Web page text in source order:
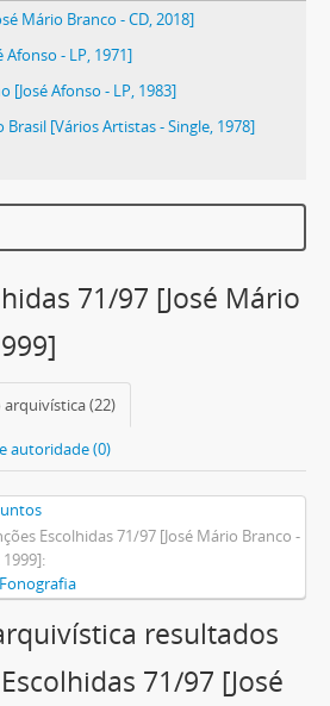
Mário Branco - CD, 2018]
Afonso - LP, 1971]
[José Afonso - LP, 1983]
[Vários Artistas - Single, 1978]
71/97 [José Mário
arquivística (22)
autoridade (0)
Escolhidas 71/97 [José Mário Branco -
1999]
Fonografia
resultados
71/97 [José